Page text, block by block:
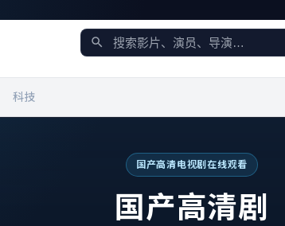
科技
国产高清电视剧在线观看
国产高清剧